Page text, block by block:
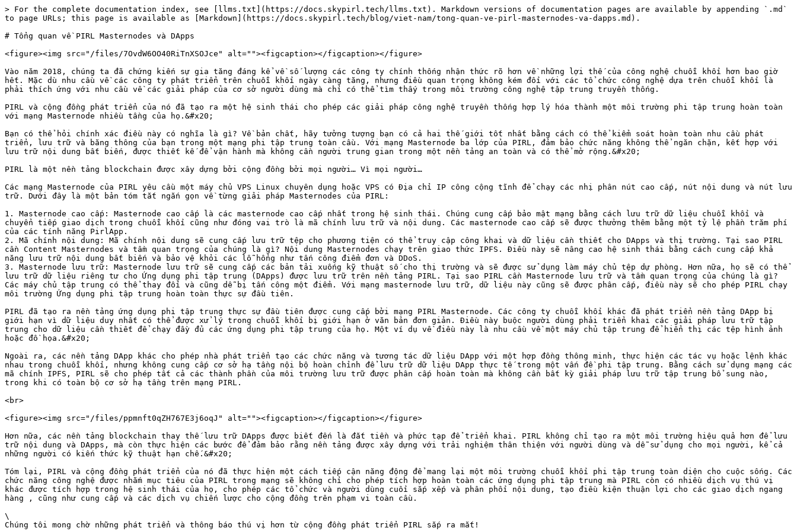
> For the complete documentation index, see [llms.txt](https://docs.skypirl.tech/llms.txt). Markdown versions of documentation pages are available by appending `.md`
to page URLs; this page is available as [Markdown](https://docs.skypirl.tech/blog/viet-nam/tong-quan-ve-pirl-masternodes-va-dapps.md).
# Tổng quan về PIRL Masternodes và DApps
<figure><img src="/files/7OvdW6OO40RiTnXSOJce" alt=""><figcaption></figcaption></figure>
Vào năm 2018, chúng ta đã chứng kiến ​​sự gia tăng đáng kể về số lượng các công ty chính thống nhận thức rõ hơn về những lợi thế của công nghệ chuỗi khối hơn bao giờ
hết. Mặc dù nhu cầu về các công ty phát triển trên chuỗi khối ngày càng tăng, nhưng điều quan trọng không kém đối với các tổ chức công nghệ dựa trên chuỗi khối là
phải thích ứng với nhu cầu về các giải pháp của cơ sở người dùng mà chỉ có thể tìm thấy trong môi trường công nghệ tập trung truyền thống.
PIRL và cộng đồng phát triển của nó đã tạo ra một hệ sinh thái cho phép các giải pháp công nghệ truyền thống hợp lý hóa thành một môi trường phi tập trung hoàn toàn
với mạng Masternode nhiều tầng của họ.&#x20;
Bạn có thể hỏi chính xác điều này có nghĩa là gì? Về bản chất, hãy tưởng tượng bạn có cả hai thế giới tốt nhất bằng cách có thể kiểm soát hoàn toàn nhu cầu phát
triển, lưu trữ và băng thông của bạn trong một mạng phi tập trung toàn cầu. Với mạng Masternode ba lớp của PIRL, đảm bảo chức năng không thể ngăn chặn, kết hợp với
lưu trữ nội dung bất biến, được thiết kế để vận hành mà không cần người trung gian trong một nền tảng an toàn và có thể mở rộng.&#x20;
PIRL là một nền tảng blockchain được xây dựng bởi cộng đồng bởi mọi người… Vì mọi người…
Các mạng Masternode của PIRL yêu cầu một máy chủ VPS Linux chuyên dụng hoặc VPS có Địa chỉ IP công cộng tĩnh để chạy các nhị phân nút cao cấp, nút nội dung và nút lưu
trữ. Dưới đây là một bản tóm tắt ngắn gọn về từng giải pháp Masternodes của PIRL:
1. Masternode cao cấp: Masternode cao cấp là các masternode cao cấp nhất trong hệ sinh thái. Chúng cung cấp bảo mật mạng bằng cách lưu trữ dữ liệu chuỗi khối và
chuyển tiếp giao dịch trong chuỗi khối cũng như đóng vai trò là mã chính lưu trữ và nội dung. Các masternode cao cấp sẽ được thưởng thêm bằng một tỷ lệ phần trăm phí
của các tính năng PirlApp.
2. Mã chính nội dung: Mã chính nội dung sẽ cung cấp lưu trữ tệp cho phương tiện có thể truy cập công khai và dữ liệu cần thiết cho DApps và thị trường. Tại sao PIRL
cần Content Masternodes và tầm quan trọng của chúng là gì? Nội dung Masternodes chạy trên giao thức IPFS. Điều này sẽ nâng cao hệ sinh thái bằng cách cung cấp khả
năng lưu trữ nội dung bất biến và bảo vệ khỏi các lỗ hổng như tấn công điểm đơn và DDoS.
3. Masternode lưu trữ: Masternode lưu trữ sẽ cung cấp các bản tải xuống kỹ thuật số cho thị trường và sẽ được sử dụng làm máy chủ tệp dự phòng. Hơn nữa, họ sẽ có thể
lưu trữ dữ liệu riêng tư cho Ứng dụng phi tập trung (DApps) được lưu trữ trên nền tảng PIRL. Tại sao PIRL cần Masternode lưu trữ và tầm quan trọng của chúng là gì?
Các máy chủ tập trung có thể thay đổi và cũng dễ bị tấn công một điểm. Với mạng masternode lưu trữ, dữ liệu này cũng sẽ được phân cấp, điều này sẽ cho phép PIRL chạy
môi trường Ứng dụng phi tập trung hoàn toàn thực sự đầu tiên.
PIRL đã tạo ra nền tảng ứng dụng phi tập trung thực sự đầu tiên được cung cấp bởi mạng PIRL Masternode. Các công ty chuỗi khối khác đã phát triển nền tảng DApp bị
giới hạn vì dữ liệu duy nhất có thể được xử lý trong chuỗi khối bị giới hạn ở văn bản đơn giản. Điều này buộc người dùng phải triển khai các giải pháp lưu trữ tập
trung cho dữ liệu cần thiết để chạy đầy đủ các ứng dụng phi tập trung của họ. Một ví dụ về điều này là nhu cầu về một máy chủ tập trung để hiển thị các tệp hình ảnh
hoặc đồ họa.&#x20;
Ngoài ra, các nền tảng DApp khác cho phép nhà phát triển tạo các chức năng và tương tác dữ liệu DApp với một hợp đồng thông minh, thực hiện các tác vụ hoặc lệnh khác
nhau trong chuỗi khối, nhưng không cung cấp cơ sở hạ tầng nội bộ hoàn chỉnh để lưu trữ dữ liệu DApp thực tế trong một vấn đề phi tập trung. Bằng cách sử dụng mạng các
mã chính IPFS, PIRL sẽ cho phép tất cả các thành phần của môi trường lưu trữ được phân cấp hoàn toàn mà không cần bất kỳ giải pháp lưu trữ tập trung bổ sung nào,
trong khi có toàn bộ cơ sở hạ tầng trên mạng PIRL.
<br>
<figure><img src="/files/ppmnft0qZH767E3j6oqJ" alt=""><figcaption></figcaption></figure>
Hơn nữa, các nền tảng blockchain thay thế lưu trữ DApps được biết đến là đắt tiền và phức tạp để triển khai. PIRL không chỉ tạo ra một môi trường hiệu quả hơn để lưu
trữ nội dung và DApps, mà còn thực hiện các bước để đảm bảo rằng nền tảng được xây dựng với trải nghiệm thân thiện với người dùng và dễ sử dụng cho mọi người, kể cả
những người có kiến ​​thức kỹ thuật hạn chế.&#x20;
Tóm lại, PIRL và cộng đồng phát triển của nó đã thực hiện một cách tiếp cận năng động để mang lại một môi trường chuỗi khối phi tập trung toàn diện cho cuộc sống. Các
chức năng công nghệ được nhắm mục tiêu của PIRL trong mạng sẽ không chỉ cho phép tích hợp hoàn toàn các ứng dụng phi tập trung mà PIRL còn có nhiều dịch vụ thú vị
khác được tích hợp trong hệ sinh thái của họ, cho phép các tổ chức và người dùng cuối sắp xếp và phân phối nội dung, tạo điều kiện thuận lợi cho các giao dịch ngang
hàng , cũng như cung cấp và các dịch vụ chiến lược cho cộng đồng trên phạm vi toàn cầu.
\
Chúng tôi mong chờ những phát triển và thông báo thú vị hơn từ cộng đồng phát triển PIRL sắp ra mắt!